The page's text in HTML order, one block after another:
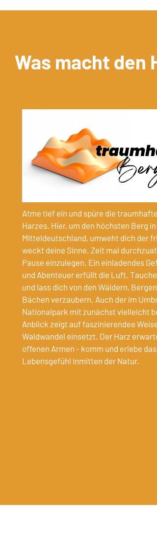
Was macht den
Atme tief ein und spüre die
Harzes. Hier, um den höchsten Berg in
Mitteldeutschland, umweht dich der
weckt deine Sinne. Zeit mal
Pause einzulegen. Ein einladendes
und Abenteuer erfüllt die Luft.
und lass dich von den Wäldern,
Bächen verzaubern. Auch der im
Nationalpark mit zunächst vielleicht
Anblick zeigt auf faszinierendee
Waldwandel einsetzt. Der Harz
offenen Armen - komm und erlebe
Lebensgefühl inmitten der Natur.